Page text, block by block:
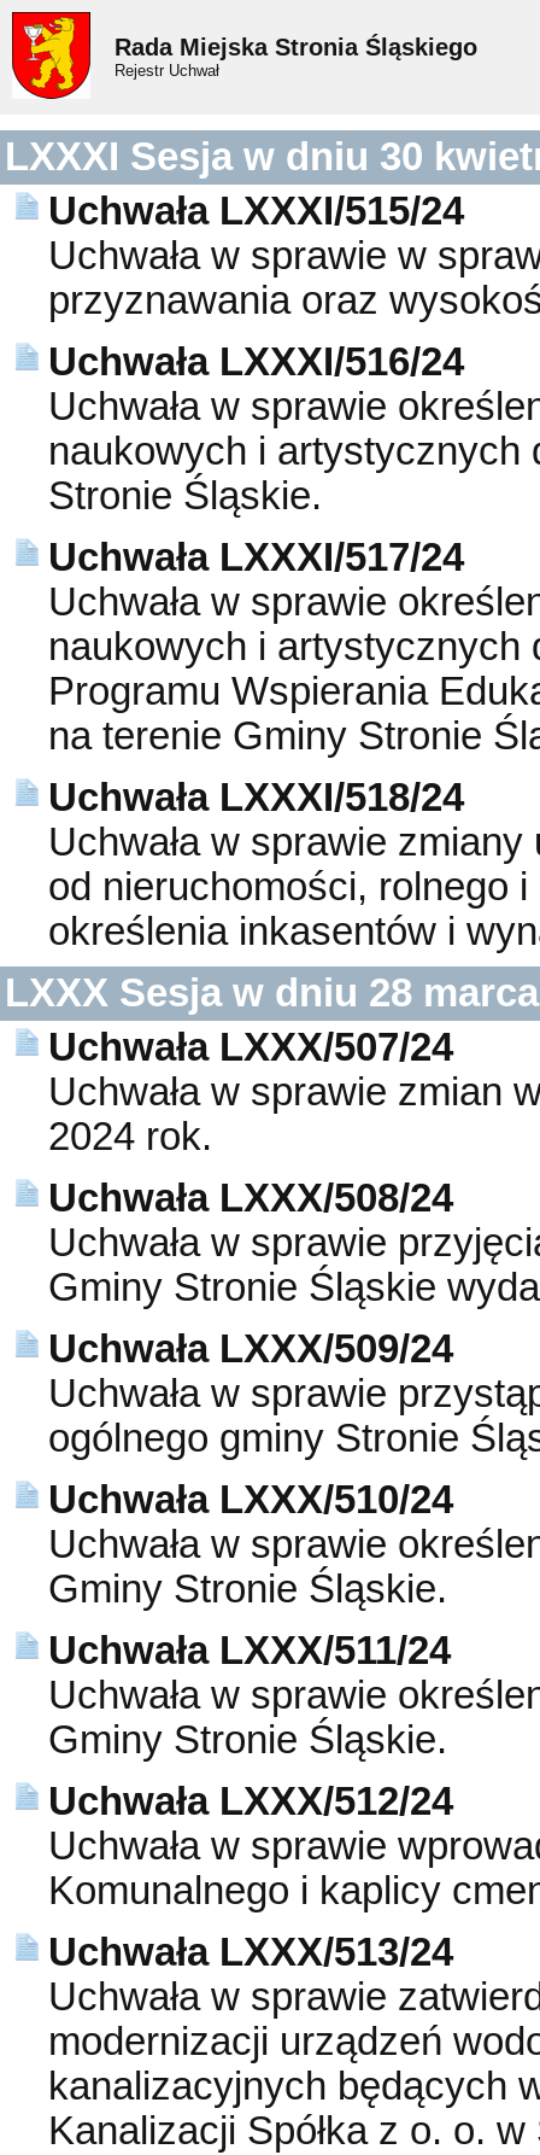
Rada Miejska Stronia Śląskiego
Rejestr Uchwał
LXXXI Sesja w dniu 30
Uchwała LXXXI/515/24
Uchwała w sprawie w
przyznawania oraz
Uchwała LXXXI/516/24
Uchwała w sprawie
naukowych i artystycznych
Stronie Śląskie.
Uchwała LXXXI/517/24
Uchwała w sprawie
naukowych i artystycznych
Programu Wspierania
na terenie Gminy Stronie
Uchwała LXXXI/518/24
Uchwała w sprawie
od nieruchomości, rolnego
określenia inkasentów i
LXXX Sesja w dniu 28
Uchwała LXXX/507/24
Uchwała w sprawie zmian
2024 rok.
Uchwała LXXX/508/24
Uchwała w sprawie
Gminy Stronie Śląskie
Uchwała LXXX/509/24
Uchwała w sprawie
ogólnego gminy Stronie
Uchwała LXXX/510/24
Uchwała w sprawie
Gminy Stronie Śląskie.
Uchwała LXXX/511/24
Uchwała w sprawie
Gminy Stronie Śląskie.
Uchwała LXXX/512/24
Uchwała w sprawie
Komunalnego i kaplicy
Uchwała LXXX/513/24
Uchwała w sprawie
modernizacji urządzeń
kanalizacyjnych będących
Kanalizacji Spółka z o. o.